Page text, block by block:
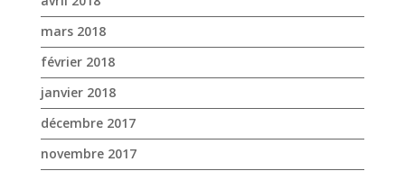
mars 2018
février 2018
janvier 2018
décembre 2017
novembre 2017